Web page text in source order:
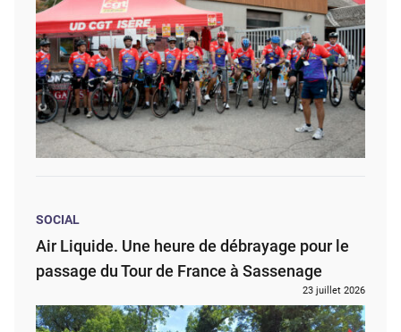
SOCIAL
Air Liquide. Une heure de débrayage pour le
passage du Tour de France à Sassenage
23 juillet 2026